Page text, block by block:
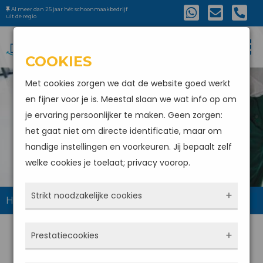
Al meer dan 25 jaar hét schoonmaakbedrijf
uit de regio
SCHOONMAAKBEDRIJF
HOOGERHEIDE
Home Schoonmaakbedrijf Hoogerheide
COOKIES
Met cookies zorgen we dat de website goed werkt
en fijner voor je is. Meestal slaan we wat info op om
je ervaring persoonlijker te maken. Geen zorgen:
het gaat niet om directe identificatie, maar om
handige instellingen en voorkeuren. Jij bepaalt zelf
welke cookies je toelaat; privacy voorop.
Strikt noodzakelijke cookies
Prestatiecookies